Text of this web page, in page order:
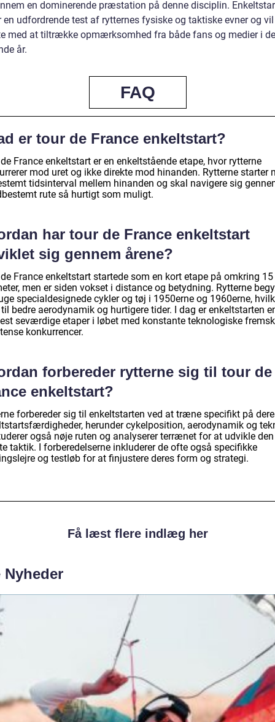
en dominerende præstation på denne disciplin.
en udfordrende test af rytternes fysiske og taktiske evner og vil
med at tiltrække opmærksomhed fra både fans og medier i de
år.
FAQ
er tour de France enkeltstart?
France enkeltstart er en enkeltstående etape, hvor rytterne
mod uret og ikke direkte mod hinanden. Rytterne starter
tidsinterval mellem hinanden og skal navigere sig
rute så hurtigt som muligt.
har tour de France enkeltstart
sig gennem årene?
France enkeltstart startede som en kort etape på omkring 15
men er siden vokset i distance og betydning. Rytterne
specialdesignede cykler og tøj i 1950erne og 1960erne,
bedre aerodynamik og hurtigere tider. I dag er enkeltstarten
seværdige etaper i løbet med konstante teknologiske
konkurrencer.
forbereder rytterne sig til tour de
enkeltstart?
forbereder sig til enkeltstarten ved at træne specifikt på
herunder cykelposition, aerodynamik og
også nøje ruten og analyserer terrænet for at udvikle den
taktik. I forberedelserne inkluderer de ofte også specifikke
og testløb for at finjustere deres form og strategi.
Få læst flere indlæg her
Nyheder